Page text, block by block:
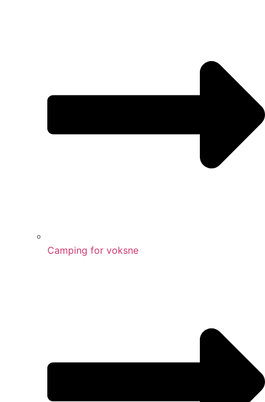
Camping for voksne